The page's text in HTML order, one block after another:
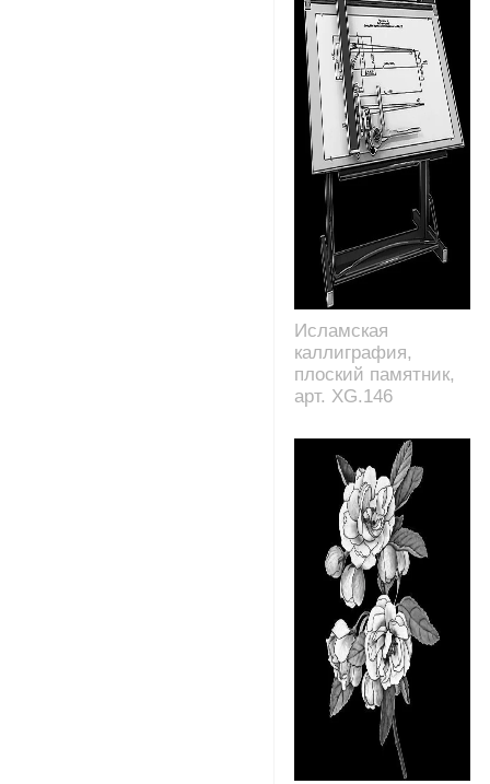
Исламская
каллиграфия,
плоский памятник,
арт. XG.146